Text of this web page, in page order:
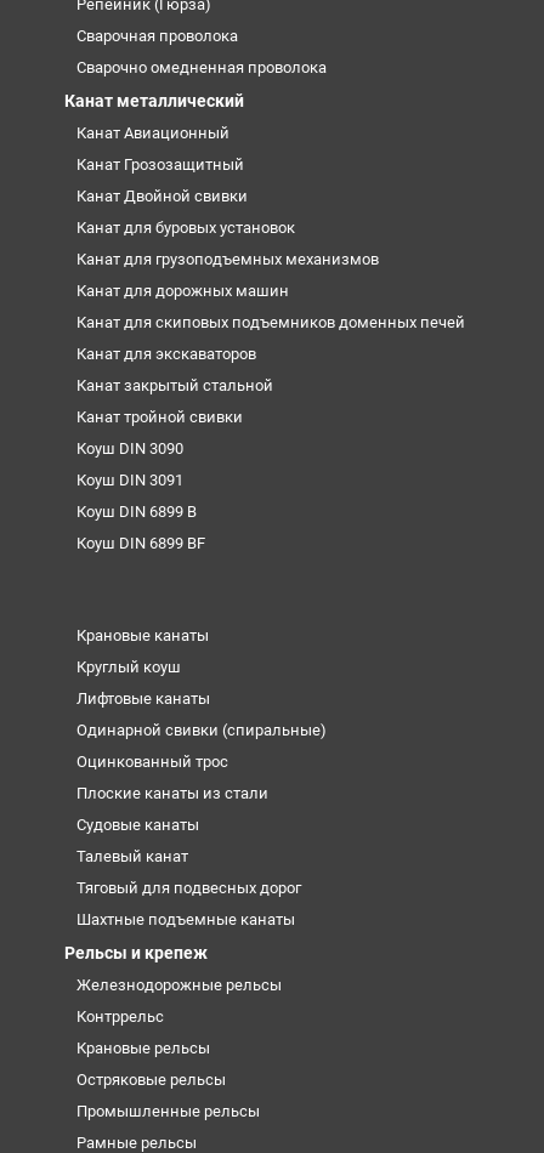
Репейник (Гюрза)
Сварочная проволока
Сварочно омедненная проволока
Канат металлический
Канат Авиационный
Канат Грозозащитный
Канат Двойной свивки
Канат для буровых установок
Канат для грузоподъемных механизмов
Канат для дорожных машин
Канат для скиповых подъемников доменных печей
Канат для экскаваторов
Канат закрытый стальной
Канат тройной свивки
Коуш DIN 3090
Коуш DIN 3091
Коуш DIN 6899 B
Коуш DIN 6899 BF
Крановые канаты
Круглый коуш
Лифтовые канаты
Одинарной свивки (спиральные)
Оцинкованный трос
Плоские канаты из стали
Судовые канаты
Талевый канат
Тяговый для подвесных дорог
Шахтные подъемные канаты
Рельсы и крепеж
Железнодорожные рельсы
Контррельс
Крановые рельсы
Остряковые рельсы
Промышленные рельсы
Рамные рельсы